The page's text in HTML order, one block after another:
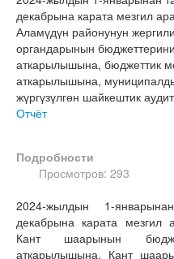
декабрына карата мезгил
Аламүдүн районунун
органдарынын
аткарылышына, бюджеттик
аткарылышына,
жүргүзүлгөн шайкештик
Отчёт
Подробности
Просмотров: 293
2024-жылдын 1-
декабрына карата мезгил
Кант шаарынын
аткарылышына, Кант